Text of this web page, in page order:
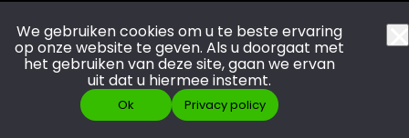
We gebruiken cookies om u te beste ervaring
op onze website te geven. Als u doorgaat met
het gebruiken van deze site, gaan we ervan
uit dat u hiermee instemt.
Ok Privacy policy